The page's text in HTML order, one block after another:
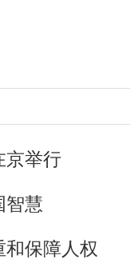
京举行
智慧
保障人权